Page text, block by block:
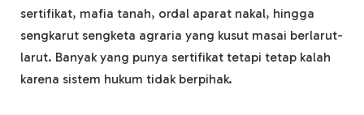
sertifikat, mafia tanah, ordal aparat nakal, hingga
sengkarut sengketa agraria yang kusut masai berlarut-
larut. Banyak yang punya sertifikat tetapi tetap kalah
karena sistem hukum tidak berpihak.